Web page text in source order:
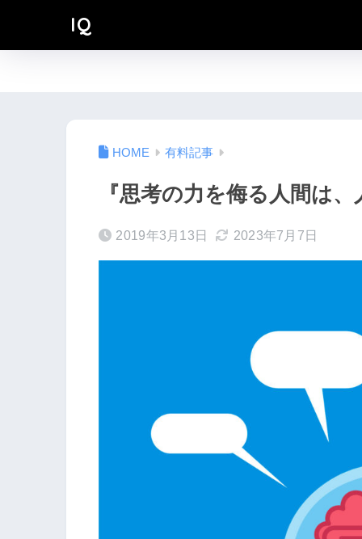
IQ
有料記事
『思考の力を侮る人間は
2019年3月13日 2023年7月7日